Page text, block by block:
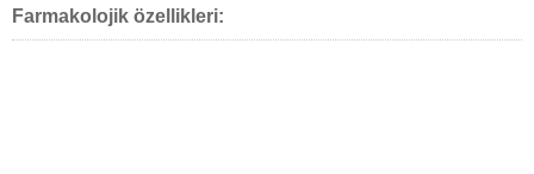
Farmakolojik özellikleri: